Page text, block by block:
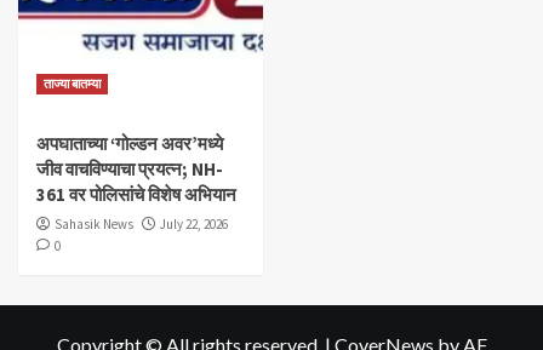
ताज्या बातम्या
अपघाताच्या ‘गोल्डन अवर’मध्ये
जीव वाचविण्याचा प्रयत्न; NH-
361 वर पोलिसांचे विशेष अभियान
Sahasik News
July 22, 2026
0
Copyright © All rights reserved. | CoverNews by AF